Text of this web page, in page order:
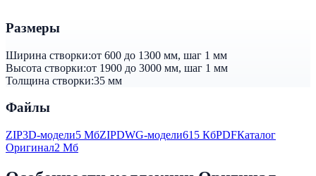
Размеры
Ширина створки:от 600 до 1300 мм, шаг 1 мм
Высота створки:от 1900 до 3000 мм, шаг 1 мм
Толщина створки:35 мм
Файлы
ZIP3D-модели5 МбZIPDWG-модели615 КбPDFКаталог
Оригинал2 Мб